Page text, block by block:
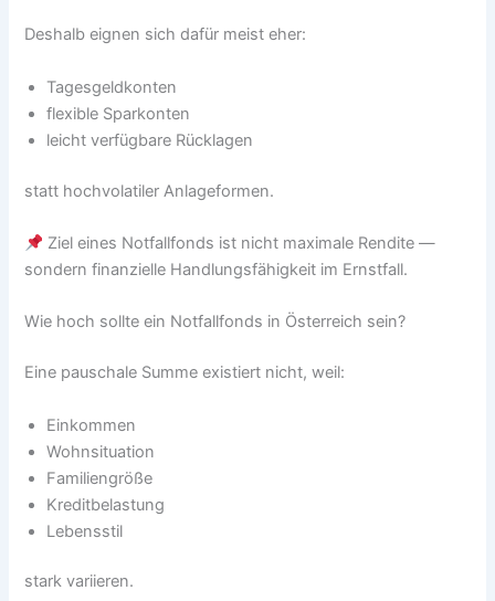
Deshalb eignen sich dafür meist eher:
Tagesgeldkonten
flexible Sparkonten
leicht verfügbare Rücklagen
statt hochvolatiler Anlageformen.
Ziel eines Notfallfonds ist nicht maximale Rendite —
sondern finanzielle Handlungsfähigkeit im Ernstfall.
Wie hoch sollte ein Notfallfonds in Österreich sein?
Eine pauschale Summe existiert nicht, weil:
Einkommen
Wohnsituation
Familiengröße
Kreditbelastung
Lebensstil
stark variieren.